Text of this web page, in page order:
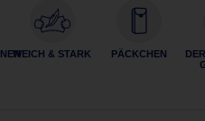
WEICH & STARK PÄCKCHEN